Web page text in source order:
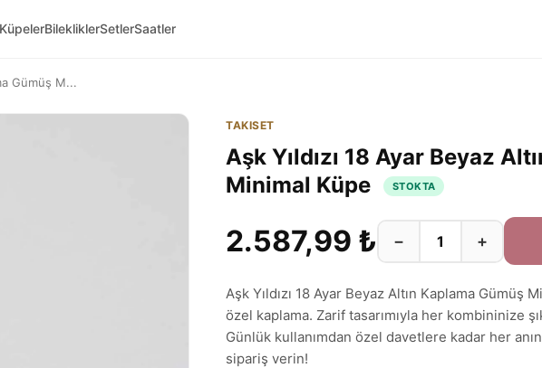
KüpelerBilekliklerSetlerSaatler
Gümüş M...
TAKISET
Aşk Yıldızı 18 Ayar Beyaz
Minimal Küpe
STOKTA
2.587,99 ₺ − +
Aşk Yıldızı 18 Ayar Beyaz Altın Kaplama Gümüş
özel kaplama. Zarif tasarımıyla her kombininize
Günlük kullanımdan özel davetlere kadar her
sipariş verin!